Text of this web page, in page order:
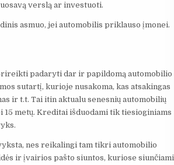
verslą ar investuoti.
asmuo, jei automobilis priklauso įmonei.
padaryti dar ir papildomą automobilio
sutartį, kurioje nusakoma, kas atsakingas
ir t.t. Tai itin aktualu senesnių automobilių
metų. Kreditai išduodami tik tiesioginiams
nes reikalingi tam tikri automobilio
ir įvairios pašto siuntos, kuriose siunčiami